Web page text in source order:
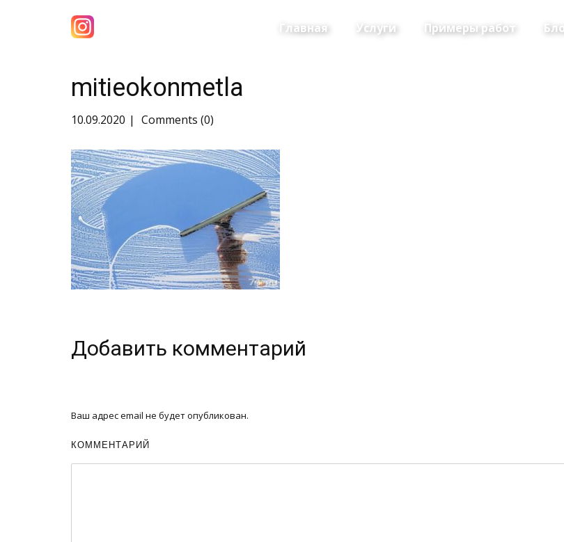
Главная Услуги Примеры работ
mitieokonmetla
10.09.2020 Comments (0)
Добавить комментарий
Ваш адрес email не будет опубликован.
КОММЕНТАРИЙ